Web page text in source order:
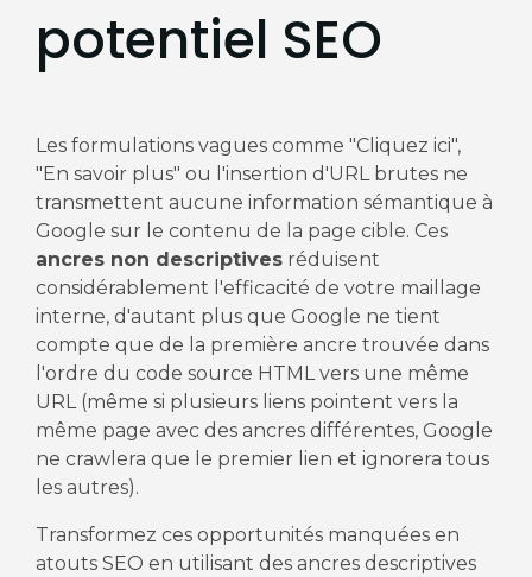
potentiel SEO
Les formulations vagues comme "Cliquez ici",
"En savoir plus" ou l'insertion d'URL brutes ne
transmettent aucune information sémantique à
Google sur le contenu de la page cible. Ces
ancres non descriptivesréduisent
considérablement l'efficacité de votre maillage
interne, d'autant plus que Google ne tient
compte que de la première ancre trouvée dans
l'ordre du code source HTML vers une même
URL (même si plusieurs liens pointent vers la
même page avec des ancres différentes, Google
ne crawlera que le premier lien et ignorera tous
les autres).
Transformez ces opportunités manquées en
atouts SEO en utilisant des ancres descriptives